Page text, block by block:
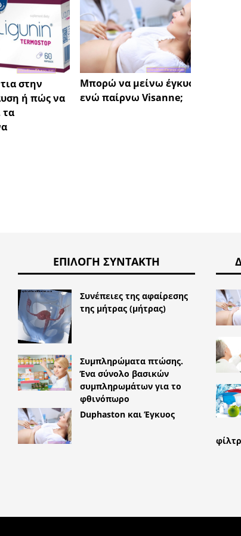
στην
ή πώς να
τα
Μπορώ να μείνω έγκυος
ενώ παίρνω Visanne;
ΕΠΙΛΟΓΉ ΣΥΝΤΆΚΤΗ
Συνέπειες της αφαίρεσης
της μήτρας (μήτρας)
Συμπληρώματα πτώσης.
Ένα σύνολο βασικών
συμπληρωμάτων για το
φθινόπωρο
Duphaston και Έγκυος